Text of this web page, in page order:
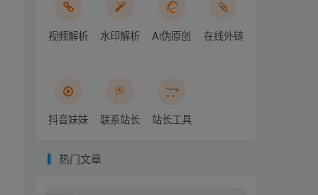
视频解析 水印解析 Ai伪原创 在线外链
抖音妹妹 联系站长 站长工具
热门文章